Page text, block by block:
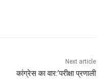
Next article
कांग्रेस का वार:’परीक्षा प्रणाली